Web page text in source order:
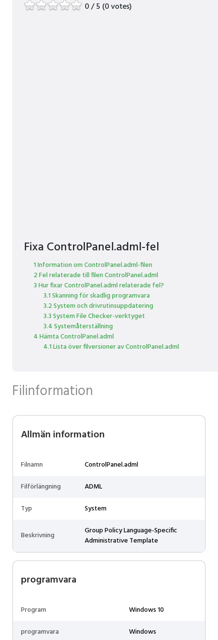
0 / 5 (0 votes)
Fixa ControlPanel.adml-fel
1 Information om ControlPanel.adml-filen
2 Fel relaterade till filen ControlPanel.adml
3 Hur fixar ControlPanel.adml relaterade fel?
3.1 Skanning för skadlig programvara
3.2 System och drivrutinsuppdatering
3.3 System File Checker-verktyget
3.4 Systemåterställning
4 Hämta ControlPanel.adml
4.1 Lista över filversioner av ControlPanel.adml
Filinformation
Allmän information
Filnamn
ControlPanel.adml
Filförlängning
ADML
Typ
System
Beskrivning
Group Policy Language-Specific
Administrative Template
programvara
Program
Windows 10
programvara
Windows